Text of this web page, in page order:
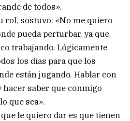
de todos».
rol, sostuvo: «No me quiero
pueda perturbar, ya que
trabajando. Lógicamente
los días para que los
están jugando. Hablar con
hacer saber que conmigo
que sea».
le quiero dar es que tienen